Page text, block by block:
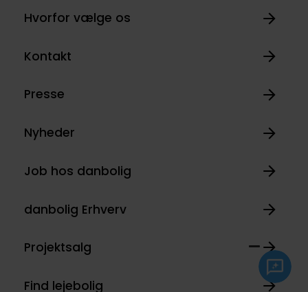
Hvorfor vælge os
Kontakt
Presse
Nyheder
Job hos danbolig
danbolig Erhverv
Projektsalg
Find lejebolig